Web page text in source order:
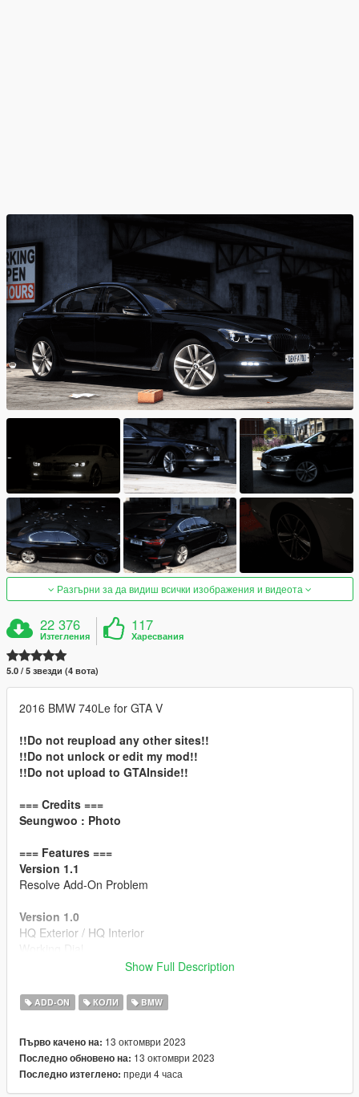
Разгърни за да видиш всички изображения и видеота
22 376
Изтегления
117
Харесвания
5.0 / 5 звезди (4 вота)
2016 BMW 740Le for GTA V
!!Do not reupload any other sites!!
!!Do not unlock or edit my mod!!
!!Do not upload to GTAInside!!
=== Credits ===
Seungwoo : Photo
=== Features ===
Version 1.1
Resolve Add-On Problem
Version 1.0
HQ Exterior / HQ Interior
Accurate Doors Opening Motion
Hands on Steering Wheel
Changeable Interior Color
Realistic Interior button lights
Working SunRoof
Show Full Description
ADD-ON КОЛИ BMW
Първо качено на: 13 октомври 2023
Последно обновено на: 13 октомври 2023
Последно изтеглено: преди 4 часа